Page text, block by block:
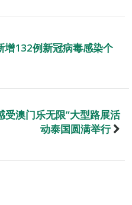
增132例新冠病毒感染个
受澳门乐无限”大型路展活
动泰国圆满举行